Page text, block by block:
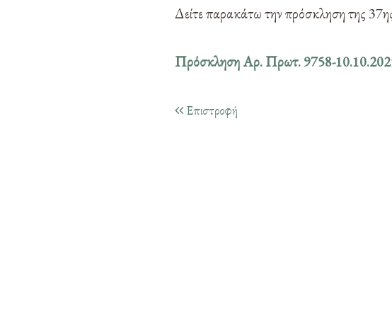
Δείτε παρακάτω την πρόσκληση της
Πρόσκληση Αρ. Πρωτ. 9758-
Επιστροφή